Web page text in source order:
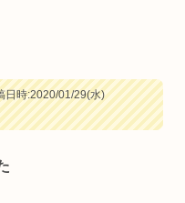
日時:2020/01/29(水)